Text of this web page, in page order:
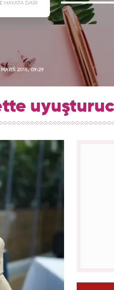
MAYIS 2018, 09:29